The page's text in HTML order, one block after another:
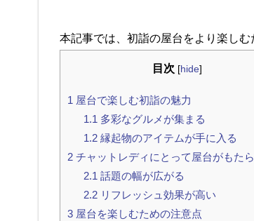
本記事では、初詣の屋台をより楽しむ
目次 [hide]
1 屋台で楽しむ初詣の魅力
1.1 多彩なグルメが集まる
1.2縁起物のアイテムが手に入る
2 チャットレディにとって屋台がもた
2.1 話題の幅が広がる
2.2リフレッシュ効果が高い
3 屋台を楽しむための注意点